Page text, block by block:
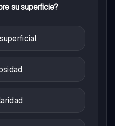
su superficie?